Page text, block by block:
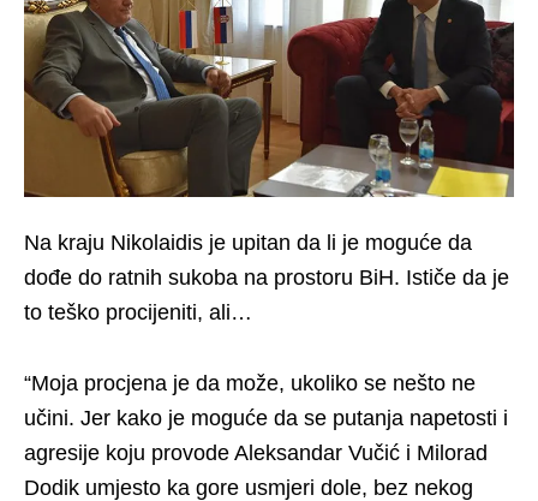
Na kraju Nikolaidis je upitan da li je moguće da
dođe do ratnih sukoba na prostoru BiH. Ističe da je
to teško procijeniti, ali…
“Moja procjena je da može, ukoliko se nešto ne
učini. Jer kako je moguće da se putanja napetosti i
agresije koju provode Aleksandar Vučić i Milorad
Dodik umjesto ka gore usmjeri dole, bez nekog